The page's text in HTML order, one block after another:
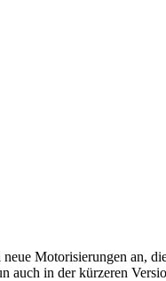
Motorisierungen an,
in der kürzeren